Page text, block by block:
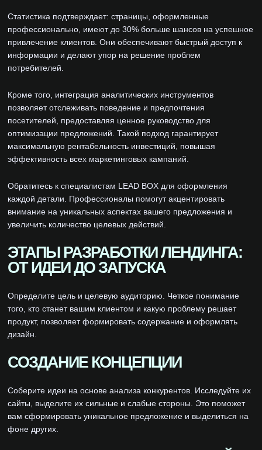
Статистика подтверждает: страницы, оформленные
профессионально, имеют до 30% больше шансов на успешное
привлечение клиентов. Они обеспечивают быстрый доступ к
информации и делают упор на решение проблем
потребителей.
Кроме того, интеграция аналитических инструментов
позволяет отслеживать поведение и предпочтения
посетителей, предоставляя ценное руководство для
оптимизации предложений. Такой подход гарантирует
максимальную рентабельность инвестиций, повышая
эффективность всех маркетинговых кампаний.
Обратитесь к специалистам LEAD BOX для оформления
каждой детали. Профессионалы помогут акцентировать
внимание на уникальных аспектах вашего предложения и
увеличить количество целевых действий.
ЭТАПЫ РАЗРАБОТКИ ЛЕНДИНГА:
ОТ ИДЕИ ДО ЗАПУСКА
Определите цель и целевую аудиторию. Четкое понимание
того, кто станет вашим клиентом и какую проблему решает
продукт, позволяет формировать содержание и оформлять
дизайн.
СОЗДАНИЕ КОНЦЕПЦИИ
Соберите идеи на основе анализа конкурентов. Исследуйте их
сайты, выделите их сильные и слабые стороны. Это поможет
вам сформировать уникальное предложение и выделиться на
фоне других.